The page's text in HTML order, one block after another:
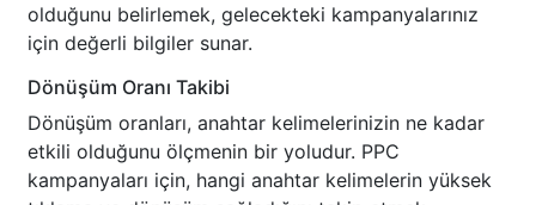
olduğunu belirlemek, gelecekteki kampanyalarınız
için değerli bilgiler sunar.
Dönüşüm Oranı Takibi
Dönüşüm oranları, anahtar kelimelerinizin ne kadar
etkili olduğunu ölçmenin bir yoludur. PPC
kampanyaları için, hangi anahtar kelimelerin yüksek